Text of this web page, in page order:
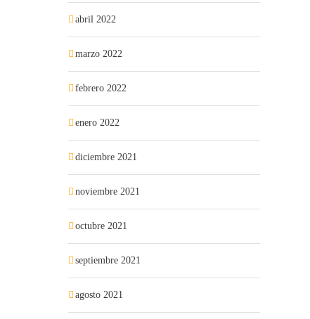
abril 2022
marzo 2022
febrero 2022
enero 2022
diciembre 2021
noviembre 2021
octubre 2021
septiembre 2021
agosto 2021